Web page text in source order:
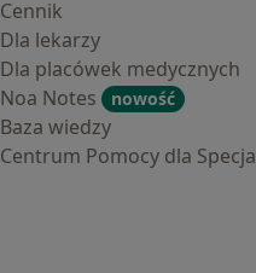
Cennik
Dla lekarzy
Dla placówek medycznych
Noa Notes
nowość
Baza wiedzy
Centrum Pomocy dla